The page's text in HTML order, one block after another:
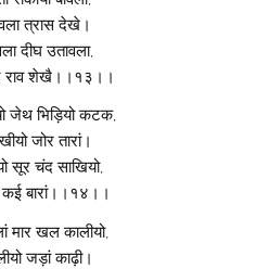
त्रास देखे।
दीघ उतावला,
राव शेखै।।१३।।
जेथ भिड़ियो कटक,
जोर तारां।
सूर चंद साखियो,
कई बारां।।१४।।
मार खल कालीयो,
जड़ां काढ़ी।